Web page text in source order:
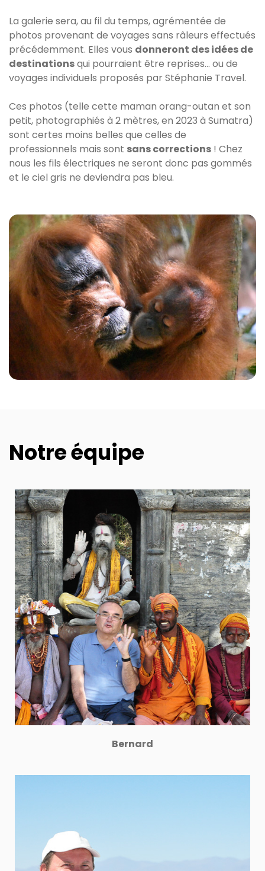
La galerie sera, au fil du temps, agrémentée de
photos provenant de voyages sans râleurs effectués
précédemment. Elles vous donneront des idées de
destinationsqui pourraient être reprises... ou de
voyages individuels proposés par Stéphanie Travel.
Ces photos (telle cette maman orang-outan et son
petit, photographiés à 2 mètres, en 2023 à Sumatra)
sont certes moins belles que celles de
professionnels mais sont sans corrections ! Chez
nous les fils électriques ne seront donc pas gommés
et le ciel gris ne deviendra pas bleu.
Notre équipe
Bernard